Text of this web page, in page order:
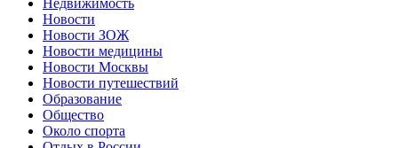
Новости
Новости ЗОЖ
Новости медицины
Новости Москвы
Новости путешествий
Образование
Общество
Около спорта